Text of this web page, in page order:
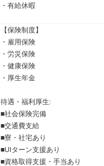
・有給休暇
【保険制度】
・雇用保険
・労災保険
・健康保険
・厚生年金
待遇・福利厚生:
■社会保険完備
■交通費支給
■寮・社宅あり
■UIターン支援あり
■資格取得支援・手当あり